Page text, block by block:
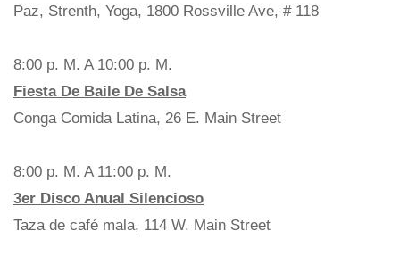
Paz, Strenth, Yoga, 1800 Rossville Ave, # 118
8:00 p. M. A 10:00 p. M.
Fiesta De Baile De Salsa
Conga Comida Latina, 26 E. Main Street
8:00 p. M. A 11:00 p. M.
3er Disco Anual Silencioso
Taza de café mala, 114 W. Main Street